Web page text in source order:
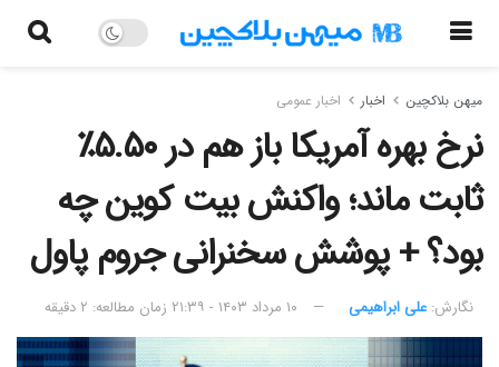
میهن بلاکچین اخبار اخبار عمومی
نرخ بهره آمریکا باز هم در ۵.۵۰٪
ثابت ماند؛ واکنش بیت کوین چه
بود؟ + پوشش سخنرانی جروم پاول
نگارش:‌ علی ابراهیمی ۱۰ مرداد ۱۴۰۳ - ۲۱:۳۹ زمان مطالعه: ۲ دقیقه